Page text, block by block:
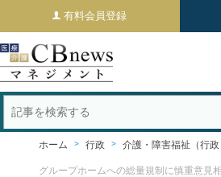
有料会員登録
ホーム 行政 介護・障害福祉（行政
グループホームへの総量規制に慎重意見